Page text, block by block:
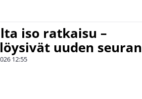
iso ratkaisu –
uuden seuran
12:55